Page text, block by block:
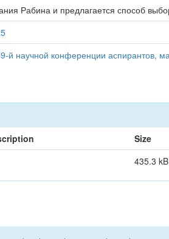
Рабина и предлагается способ
научной конференции аспирантов,
Size
435.3 kB